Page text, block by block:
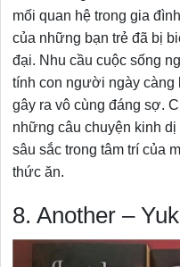
mối quan hệ trong gia
của những bạn trẻ đã bị
đại. Nhu cầu cuộc sống
tính con người ngày càng
gây ra vô cùng đáng sợ.
những câu chuyện kinh
sâu sắc trong tâm trí của
thức ăn.
8. Another –